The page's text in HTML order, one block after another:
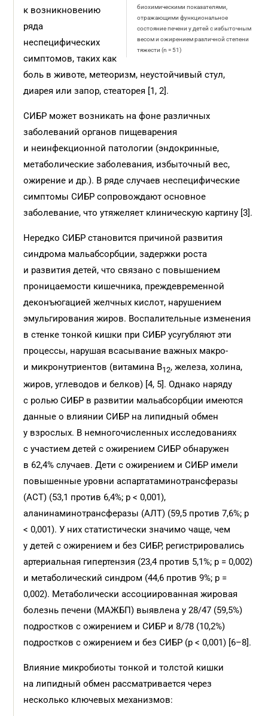
биохимическими показателями,
отражающими функциональное
состояние печени у детей с избыточным
весом и ожирением различной степени
тяжести (n = 51)
к возникновению
ряда
неспецифических
симптомов, таких как
боль в животе, метеоризм, неустойчивый стул,
диарея или запор, стеаторея [1, 2].
СИБР может возникать на фоне различных
заболеваний органов пищеварения
и неинфекционной патологии (эндокринные,
метаболические заболевания, избыточный вес,
ожирение и др.). В ряде случаев неспецифические
симптомы СИБР сопровождают основное
заболевание, что утяжеляет клиническую картину [3].
Нередко СИБР становится причиной развития
синдрома мальабсорбции, задержки роста
и развития детей, что связано с повышением
проницаемости кишечника, преждевременной
деконъюгацией желчных кислот, нарушением
эмульгирования жиров. Воспалительные изменения
в стенке тонкой кишки при СИБР усугубляют эти
процессы, нарушая всасывание важных макро-
и микронутриентов (витамина В12, железа, холина,
жиров, углеводов и белков) [4, 5]. Однако наряду
с ролью СИБР в развитии мальабсорбции имеются
данные о влиянии СИБР на липидный обмен
у взрослых. В немногочисленных исследованиях
с участием детей с ожирением СИБР обнаружен
в 62,4% случаев. Дети с ожирением и СИБР имели
повышенные уровни аспартатаминотрансферазы
(АСТ) (53,1 против 6,4%; p < 0,001),
аланинаминотрансферазы (АЛТ) (59,5 против 7,6%; p
< 0,001). У них статистически значимо чаще, чем
у детей с ожирением и без СИБР, регистрировались
артериальная гипертензия (23,4 против 5,1%; p = 0,002)
и метаболический синдром (44,6 против 9%; p =
0,002). Метаболически ассоциированная жировая
болезнь печени (МАЖБП) выявлена у 28/47 (59,5%)
подростков с ожирением и СИБР и 8/78 (10,2%)
подростков с ожирением и без СИБР (p < 0,001) [6–8].
Влияние микробиоты тонкой и толстой кишки
на липидный обмен рассматривается через
несколько ключевых механизмов: